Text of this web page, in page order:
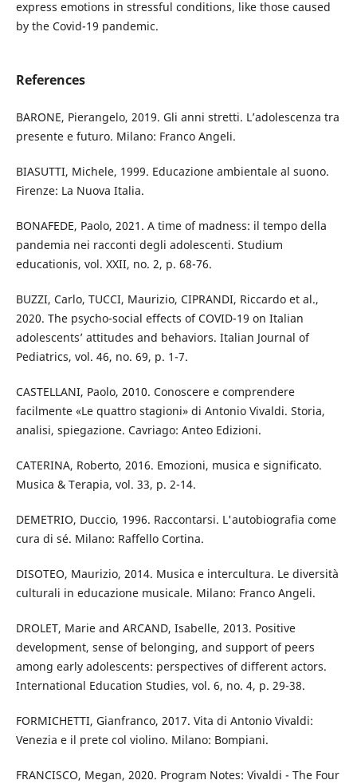
express emotions in stressful conditions, like those caused
by the Covid-19 pandemic.
References
BARONE, Pierangelo, 2019. Gli anni stretti. L’adolescenza tra
presente e futuro. Milano: Franco Angeli.
BIASUTTI, Michele, 1999. Educazione ambientale al suono.
Firenze: La Nuova Italia.
BONAFEDE, Paolo, 2021. A time of madness: il tempo della
pandemia nei racconti degli adolescenti. Studium
educationis, vol. XXII, no. 2, p. 68-76.
BUZZI, Carlo, TUCCI, Maurizio, CIPRANDI, Riccardo et al.,
2020. The psycho-social effects of COVID-19 on Italian
adolescents’ attitudes and behaviors. Italian Journal of
Pediatrics, vol. 46, no. 69, p. 1-7.
CASTELLANI, Paolo, 2010. Conoscere e comprendere
facilmente «Le quattro stagioni» di Antonio Vivaldi. Storia,
analisi, spiegazione. Cavriago: Anteo Edizioni.
CATERINA, Roberto, 2016. Emozioni, musica e significato.
Musica & Terapia, vol. 33, p. 2-14.
DEMETRIO, Duccio, 1996. Raccontarsi. L'autobiografia come
cura di sé. Milano: Raffello Cortina.
DISOTEO, Maurizio, 2014. Musica e intercultura. Le diversità
culturali in educazione musicale. Milano: Franco Angeli.
DROLET, Marie and ARCAND, Isabelle, 2013. Positive
development, sense of belonging, and support of peers
among early adolescents: perspectives of different actors.
International Education Studies, vol. 6, no. 4, p. 29-38.
FORMICHETTI, Gianfranco, 2017. Vita di Antonio Vivaldi:
Venezia e il prete col violino. Milano: Bompiani.
FRANCISCO, Megan, 2020. Program Notes: Vivaldi - The Four